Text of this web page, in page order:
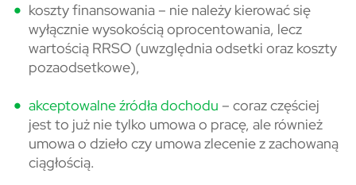
koszty finansowania – nie należy kierować się
wyłącznie wysokością oprocentowania, lecz
wartością RRSO (uwzględnia odsetki oraz koszty
pozaodsetkowe),
akceptowalne źródła dochodu – coraz częściej
jest to już nie tylko umowa o pracę, ale również
umowa o dzieło czy umowa zlecenie z zachowaną
ciągłością.